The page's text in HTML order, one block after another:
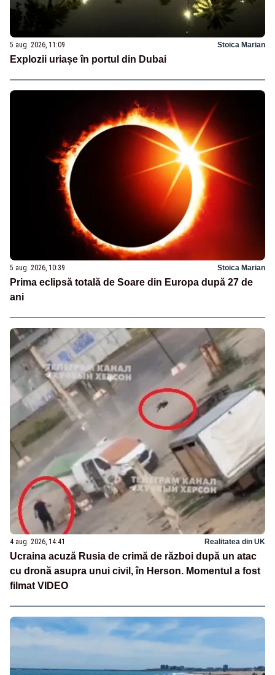
5 aug. 2026, 11:09 Stoica Marian
Explozii uriașe în portul din Dubai
5 aug. 2026, 10:39 Stoica Marian
Prima eclipsă totală de Soare din Europa după 27 de
ani
4 aug. 2026, 14:41 Realitatea din UK
Ucraina acuză Rusia de crimă de război după un atac
cu dronă asupra unui civil, în Herson. Momentul a fost
filmat VIDEO